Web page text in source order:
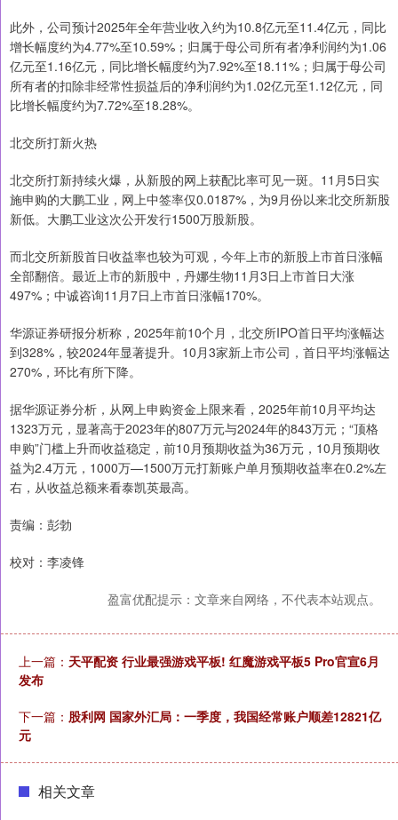
此外，公司预计2025年全年营业收入约为10.8亿元至11.4亿元，同比
增长幅度约为4.77%至10.59%；归属于母公司所有者净利润约为1.06
亿元至1.16亿元，同比增长幅度约为7.92%至18.11%；归属于母公司
所有者的扣除非经常性损益后的净利润约为1.02亿元至1.12亿元，同
比增长幅度约为7.72%至18.28%。
北交所打新火热
北交所打新持续火爆，从新股的网上获配比率可见一斑。11月5日实
施申购的大鹏工业，网上中签率仅0.0187%，为9月份以来北交所新股
新低。大鹏工业这次公开发行1500万股新股。
而北交所新股首日收益率也较为可观，今年上市的新股上市首日涨幅
全部翻倍。最近上市的新股中，丹娜生物11月3日上市首日大涨
497%；中诚咨询11月7日上市首日涨幅170%。
华源证券研报分析称，2025年前10个月，北交所IPO首日平均涨幅达
到328%，较2024年显著提升。10月3家新上市公司，首日平均涨幅达
270%，环比有所下降。
据华源证券分析，从网上申购资金上限来看，2025年前10月平均达
1323万元，显著高于2023年的807万元与2024年的843万元；“顶格
申购”门槛上升而收益稳定，前10月预期收益为36万元，10月预期收
益为2.4万元，1000万—1500万元打新账户单月预期收益率在0.2%左
右，从收益总额来看泰凯英最高。
责编：彭勃
校对：李凌锋
盈富优配提示：文章来自网络，不代表本站观点。
上一篇： 天平配资 行业最强游戏平板! 红魔游戏平板5 Pro官宣6月
发布
下一篇： 股利网 国家外汇局：一季度，我国经常账户顺差12821亿
元
相关文章